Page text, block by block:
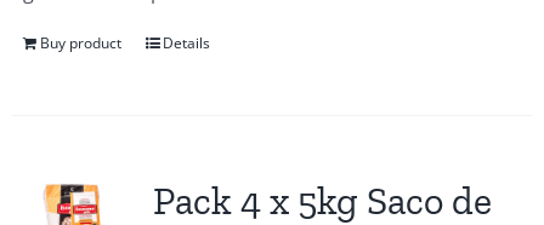
Buy product Details
Pack 4 x 5kg Saco de